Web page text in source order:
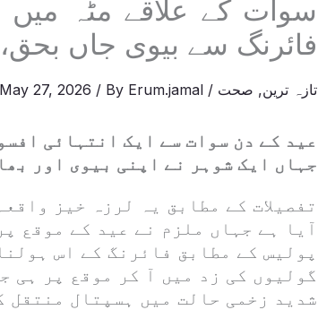
سوات کے علاقے مٹہ
فائرنگ سے بیوی جاں
تازہ ترین, صحت /
May 27, 2026 / By Erum.jamal
عید کے دن سوات سے ایک انتہائی
جہاں ایک شوہر نے اپنی بیوی اور
تفصیلات کے مطابق یہ لرزہ خیز
آیا ہے جہاں ملزم نے عید کے موقع
پولیس کے مطابق فائرنگ کے اس
گولیوں کی زد میں آ کر موقع پر ہی
شدید زخمی حالت میں ہسپتال منتقل